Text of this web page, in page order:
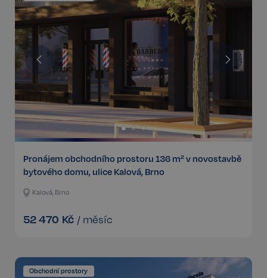
Pronájem obchodního prostoru 136 m² v novostavbě
bytového domu, ulice Kalová, Brno
Kalová, Brno
52 470 Kč / měsíc
Obchodní prostory